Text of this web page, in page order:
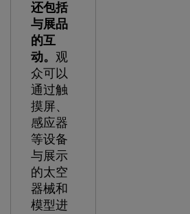
还包括
与展品
的互
动。 观
众可以
通过触
摸屏、
感应器
等设备
与展示
的太空
器械和
模型进